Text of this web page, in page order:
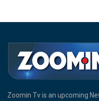
Zoomin Tv is an upcoming